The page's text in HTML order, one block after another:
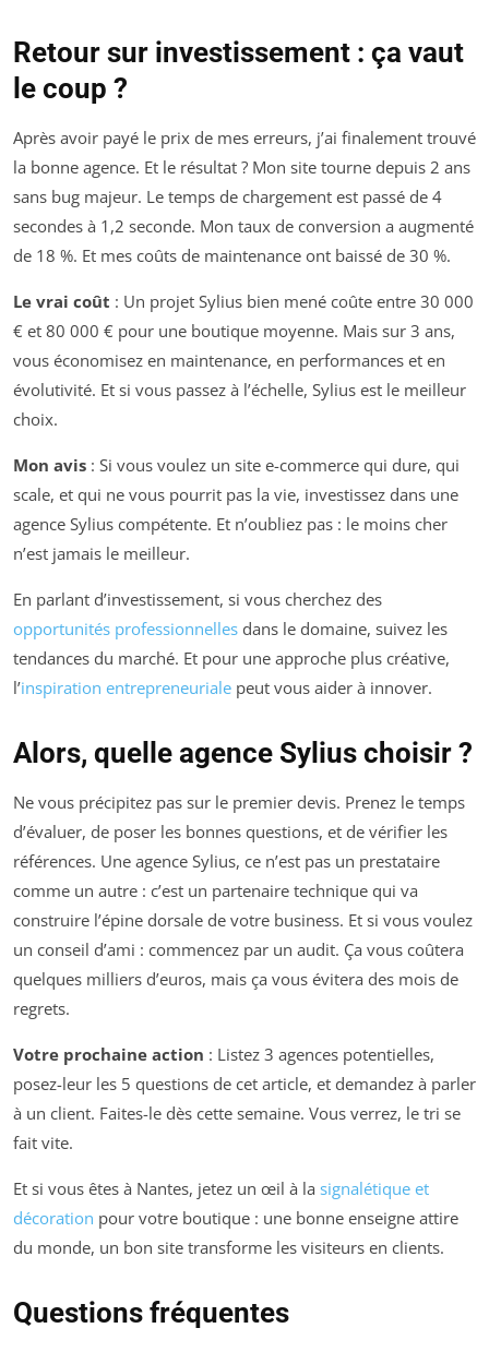
Retour sur investissement : ça vaut
le coup ?
Après avoir payé le prix de mes erreurs, j’ai finalement trouvé
la bonne agence. Et le résultat ? Mon site tourne depuis 2 ans
sans bug majeur. Le temps de chargement est passé de 4
secondes à 1,2 seconde. Mon taux de conversion a augmenté
de 18 %. Et mes coûts de maintenance ont baissé de 30 %.
Le vrai coût : Un projet Sylius bien mené coûte entre 30 000
€ et 80 000 € pour une boutique moyenne. Mais sur 3 ans,
vous économisez en maintenance, en performances et en
évolutivité. Et si vous passez à l’échelle, Sylius est le meilleur
choix.
Mon avis : Si vous voulez un site e-commerce qui dure, qui
scale, et qui ne vous pourrit pas la vie, investissez dans une
agence Sylius compétente. Et n’oubliez pas : le moins cher
n’est jamais le meilleur.
En parlant d’investissement, si vous cherchez des
opportunités professionnelles dans le domaine, suivez les
tendances du marché. Et pour une approche plus créative,
l’inspiration entrepreneuriale peut vous aider à innover.
Alors, quelle agence Sylius choisir ?
Ne vous précipitez pas sur le premier devis. Prenez le temps
d’évaluer, de poser les bonnes questions, et de vérifier les
références. Une agence Sylius, ce n’est pas un prestataire
comme un autre : c’est un partenaire technique qui va
construire l’épine dorsale de votre business. Et si vous voulez
un conseil d’ami : commencez par un audit. Ça vous coûtera
quelques milliers d’euros, mais ça vous évitera des mois de
regrets.
Votre prochaine action : Listez 3 agences potentielles,
posez-leur les 5 questions de cet article, et demandez à parler
à un client. Faites-le dès cette semaine. Vous verrez, le tri se
fait vite.
Et si vous êtes à Nantes, jetez un œil à la signalétique et
décoration pour votre boutique : une bonne enseigne attire
du monde, un bon site transforme les visiteurs en clients.
Questions fréquentes